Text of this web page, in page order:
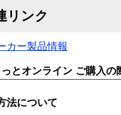
リンク
カー製品情報
とオンライン ご購入の
法について